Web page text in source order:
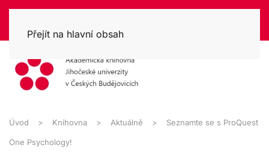
Přejít na hlavní obsah
Úvod Knihovna Aktuálně Seznamte se s ProQuest
One Psychology!